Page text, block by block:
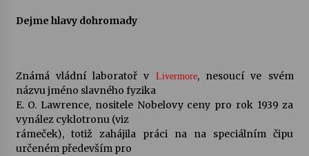
Ozvěny prázdnin
14. 7. 2026
Dejme hlavy dohromady
Známá vládní laboratoř v Livermore, nesoucí ve svém
názvu jméno slavného fyzika
E. O. Lawrence, nositele Nobelovy ceny pro rok 1939 za
vynález cyklotronu (viz
rámeček), totiž zahájila práci na na speciálním čipu
určeném především pro